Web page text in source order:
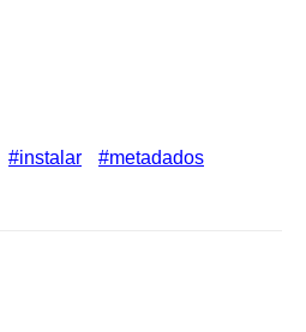
instalar
metadados